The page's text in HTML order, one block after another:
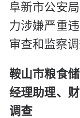
阜新市公安
力涉嫌严重
审查和监察调
鞍山市粮食
经理助理、
调查